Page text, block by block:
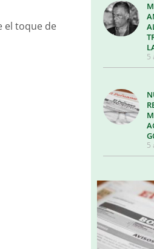
el toque de
5
5